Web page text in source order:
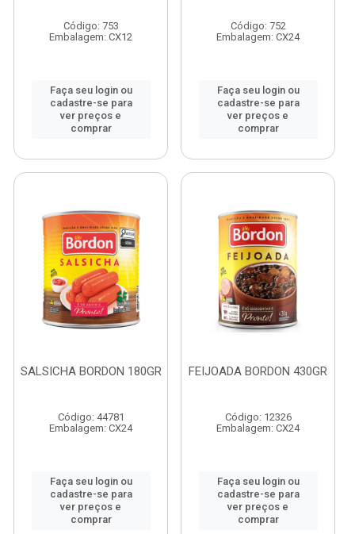
Código: 753
Embalagem: CX12
Faça seu login ou
cadastre-se para
ver preços e
comprar
Código: 752
Embalagem: CX24
Faça seu login ou
cadastre-se para
ver preços e
comprar
SALSICHA BORDON 180GR
Código: 44781
Embalagem: CX24
Faça seu login ou
cadastre-se para
ver preços e
comprar
FEIJOADA BORDON 430GR
Código: 12326
Embalagem: CX24
Faça seu login ou
cadastre-se para
ver preços e
comprar